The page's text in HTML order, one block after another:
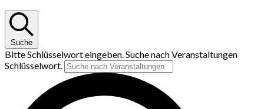
Suche
Bitte Schlüsselwort eingeben. Suche nach Veranstaltungen
Schlüsselwort.